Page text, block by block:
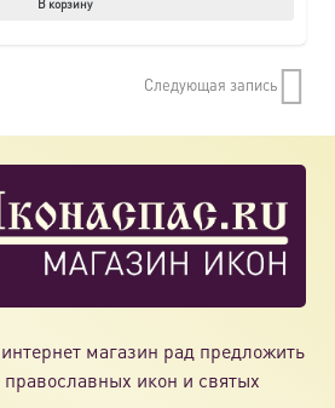
В корзину
Следующая запись
магазин рад предложить
икон и святых